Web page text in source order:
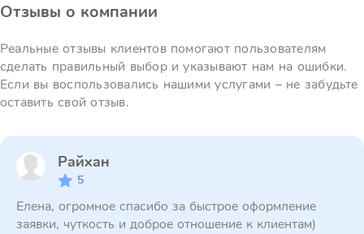
Отзывы о компании
Реальные отзывы клиентов помогают пользователям
сделать правильный выбор и указывают нам на ошибки.
Если вы воспользовались нашими услугами – не забудьте
оставить свой отзыв.
Райхан
5
Елена, огромное спасибо за быстрое оформление
заявки, чуткость и доброе отношение к клиентам)